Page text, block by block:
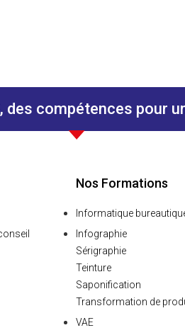
des compétences pour
Nos Formations
Informatique
Infographie
Sérigraphie
Teinture
Saponification
Transformation de
VAE